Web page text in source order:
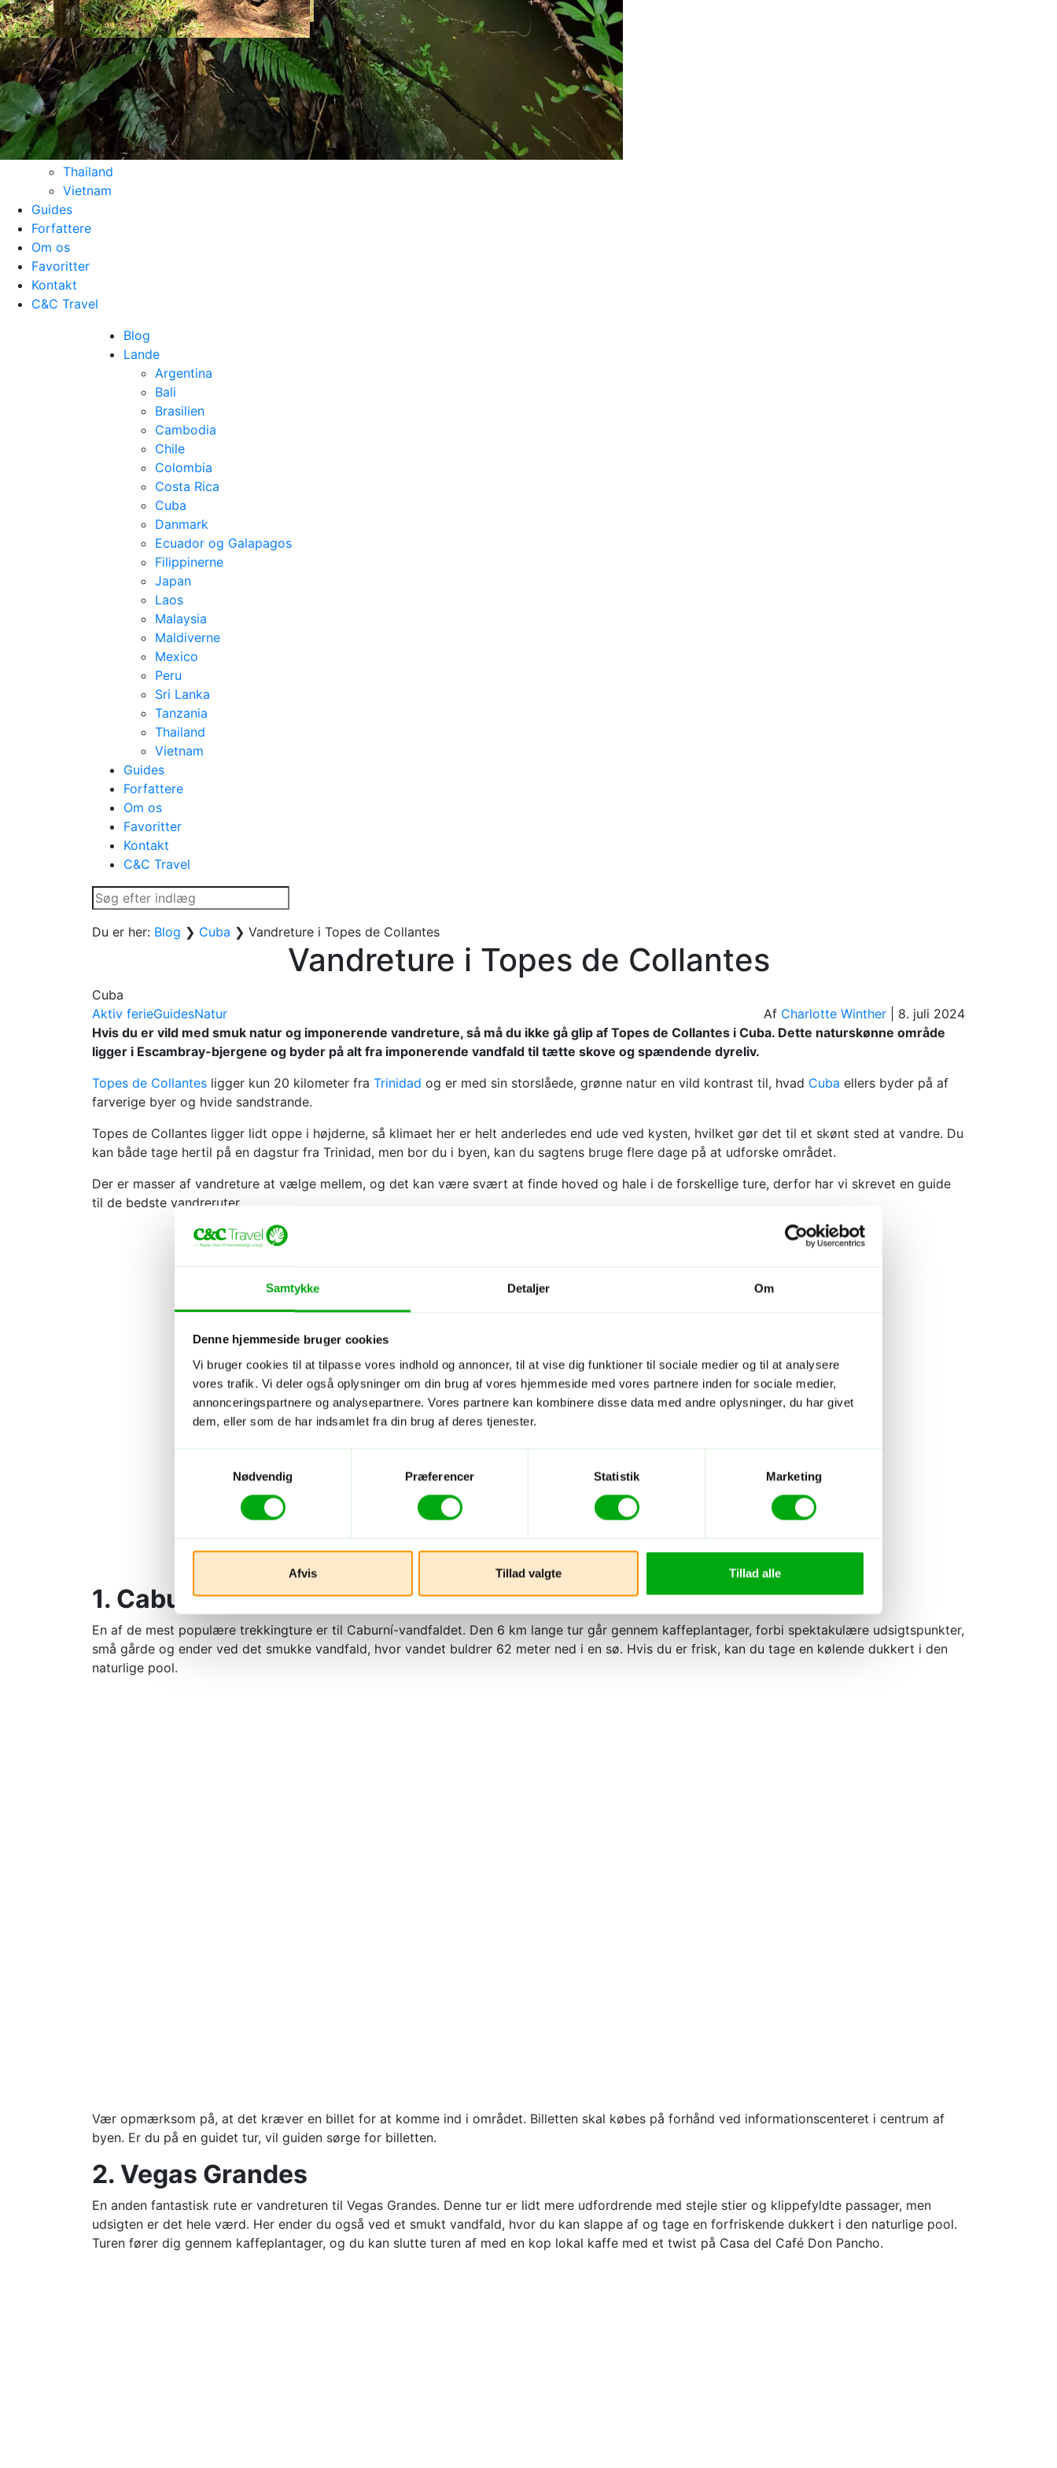
Samtykke Detaljer Om
Denne hjemmeside bruger cookies
Vi bruger cookies til at tilpasse vores indhold og annoncer, til at vise dig funktioner til sociale medier og til at analysere
vores trafik. Vi deler også oplysninger om din brug af vores hjemmeside med vores partnere inden for sociale medier,
annonceringspartnere og analysepartnere. Vores partnere kan kombinere disse data med andre oplysninger, du har givet
dem, eller som de har indsamlet fra din brug af deres tjenester.
Nødvendig
Præferencer Statistik Marketing
Afvis Tillad valgte Tillad alle
Japan
Laos
Malaysia
Maldiverne
Mexico
Peru
Sri Lanka
Tanzania
Thailand
Vietnam
Guides
Forfattere
Om os
Favoritter
Kontakt
C&C Travel
Blog
Lande
Argentina
Bali
Brasilien
Cambodia
Chile
Colombia
Costa Rica
Cuba
Danmark
Ecuador og Galapagos
Filippinerne
Japan
Laos
Malaysia
Maldiverne
Mexico
Peru
Sri Lanka
Tanzania
Thailand
Vietnam
Guides
Forfattere
Om os
Favoritter
Kontakt
C&C Travel
Du er her: Blog ❯ Cuba ❯ Vandreture i Topes de Collantes
Vandreture i Topes de Collantes
Cuba
Aktiv ferieGuidesNatur Af Charlotte Winther
8. juli 2024
Hvis du er vild med smuk natur og imponerende vandreture, så må du ikke gå glip af Topes de Collantes i Cuba. Dette naturskønne område
ligger i Escambray-bjergene og byder på alt fra imponerende vandfald til tætte skove og spændende dyreliv.
Topes de Collantes ligger kun 20 kilometer fra Trinidad og er med sin storslåede, grønne natur en vild kontrast til, hvad Cuba ellers byder på af
farverige byer og hvide sandstrande.
Topes de Collantes ligger lidt oppe i højderne, så klimaet her er helt anderledes end ude ved kysten, hvilket gør det til et skønt sted at vandre. Du
kan både tage hertil på en dagstur fra Trinidad, men bor du i byen, kan du sagtens bruge flere dage på at udforske området.
Der er masser af vandreture at vælge mellem, og det kan være svært at finde hoved og hale i de forskellige ture, derfor har vi skrevet en guide
til de bedste vandreruter.
1. Caburní-vandfaldet
En af de mest populære trekkingture er til Caburní-vandfaldet. Den 6 km lange tur går gennem kaffeplantager, forbi spektakulære udsigtspunkter,
små gårde og ender ved det smukke vandfald, hvor vandet buldrer 62 meter ned i en sø. Hvis du er frisk, kan du tage en kølende dukkert i den
naturlige pool.
Vær opmærksom på, at det kræver en billet for at komme ind i området. Billetten skal købes på forhånd ved informationscenteret i centrum af
byen. Er du på en guidet tur, vil guiden sørge for billetten.
2. Vegas Grandes
En anden fantastisk rute er vandreturen til Vegas Grandes. Denne tur er lidt mere udfordrende med stejle stier og klippefyldte passager, men
udsigten er det hele værd. Her ender du også ved et smukt vandfald, hvor du kan slappe af og tage en forfriskende dukkert i den naturlige pool.
Turen fører dig gennem kaffeplantager, og du kan slutte turen af med en kop lokal kaffe med et twist på Casa del Café Don Pancho.